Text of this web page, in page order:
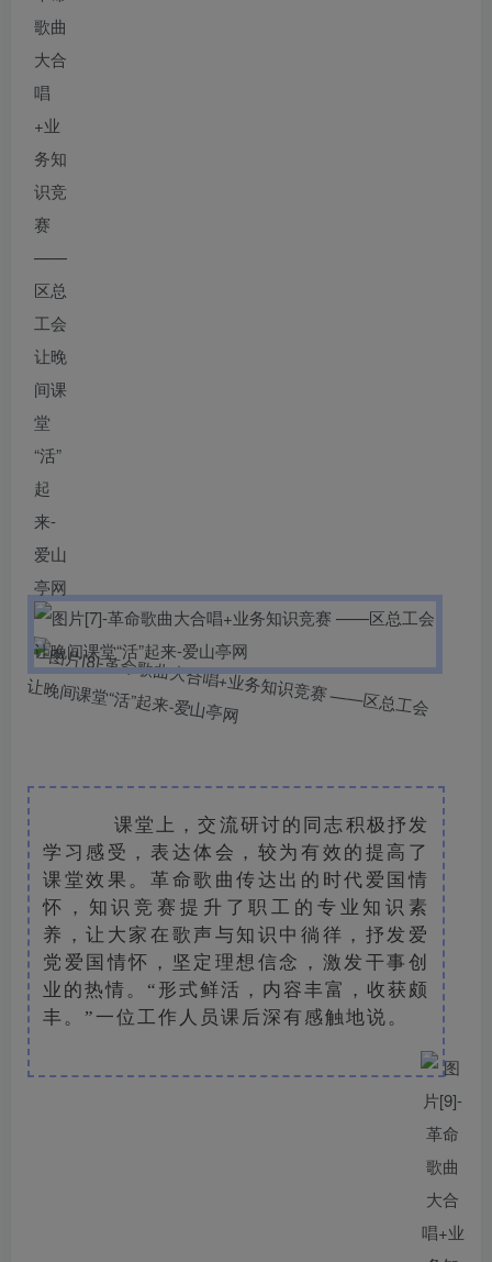
课堂上，交流研讨的同志积极抒发
学习感受，表达体会，较为有效的提高了
课堂效果。革命歌曲传达出的时代爱国情
怀，知识竞赛提升了职工的专业知识素
养，让大家在歌声与知识中徜徉，抒发爱
党爱国情怀，坚定理想信念，激发干事创
业的热情。“形式鲜活，内容丰富，收获颇
丰。”一位工作人员课后深有感触地说。